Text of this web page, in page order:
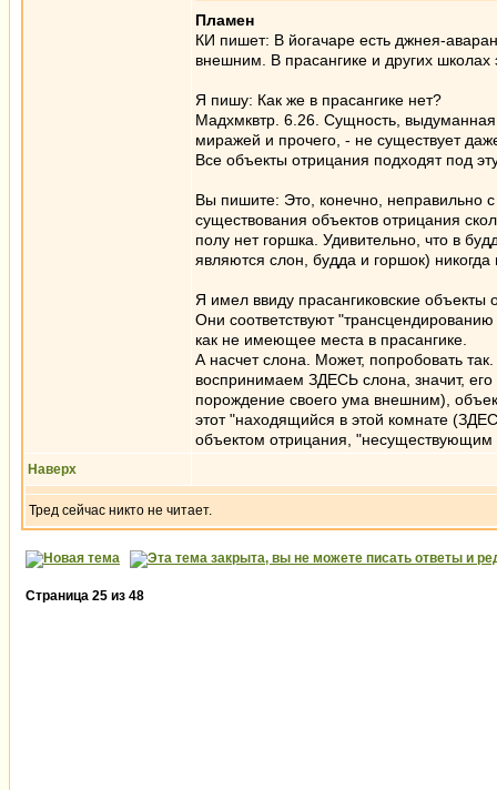
Пламен
КИ пишет: В йогачаре есть джнея-
внешним. В прасангике и других
Я пишу: Как же в прасангике нет?
Мадхмквтр. 6.26. Сущность,
миражей и прочего, - не существует
Все объекты отрицания подходят под
Вы пишите: Это, конечно, неправильно
существования объектов отрицания
полу нет горшка. Удивительно, что в
являются слон, будда и горшок)
Я имел ввиду прасангиковские объекты
Они соответствуют
как не имеющее места в прасангике.
А насчет слона. Может, попробовать
воспринимаем ЗДЕСЬ слона, значит, его
порождение своего ума внешним),
этот "находящийся в этой комнате
объектом отрицания,
Наверх
Тред сейчас никто не читает.
Страница 25 из 48